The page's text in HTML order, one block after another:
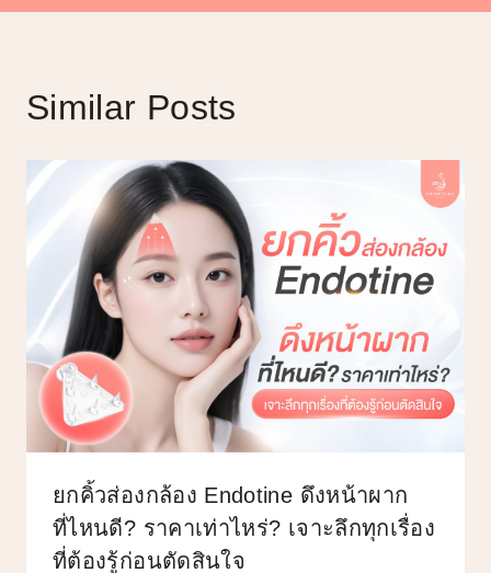
Similar Posts
ยกคิ้วส่องกล้อง Endotine ดึงหน้าผาก
ที่ไหนดี? ราคาเท่าไหร่? เจาะลึกทุกเรื่อง
ที่ต้องรู้ก่อนตัดสินใจ